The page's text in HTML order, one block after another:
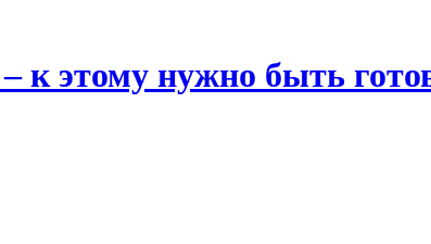
– к этому нужно быть